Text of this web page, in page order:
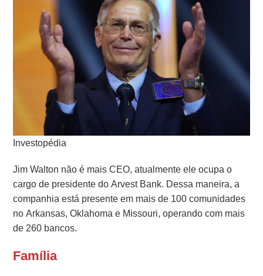
Investopédia
Jim Walton não é mais CEO, atualmente ele ocupa o
cargo de presidente do Arvest Bank. Dessa maneira, a
companhia está presente em mais de 100 comunidades
no Arkansas, Oklahoma e Missouri, operando com mais
de 260 bancos.
Família